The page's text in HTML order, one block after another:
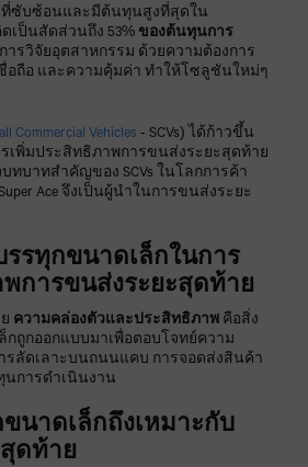
ซับซ้อนและมีต้นทุนสูงที่สุดใน
เป็นสัดส่วนถึง 53% ของต้นทุนการ
รวิจัยอุตสาหกรรม ด้วยความต้องการ
อถือ และความคุ้มค่า ทำให้โซลูชันใหม่ๆ
Commercial Vehicles - SCVs) ได้ก้าวขึ้น
เพิ่มประสิทธิภาพการขนส่งระยะสุดท้าย
ทบาทสำคัญของ SCVs ในโลกการค้า
Ace จึงเป็นผู้นำในการขนส่งระยะ
รทุกขนาดเล็กในการ
การขนส่งระยะสุดท้าย
ความคล่องตัวและประสิทธิภาพ คือสิ่ง
ถูกออกแบบมาเพื่อตอบโจทย์ความ
รลัดเลาะบนถนนแคบ การจอดส่งสินค้า
การดำเนินงาน
นาดเล็กถึงเหมาะกับ
ดท้าย